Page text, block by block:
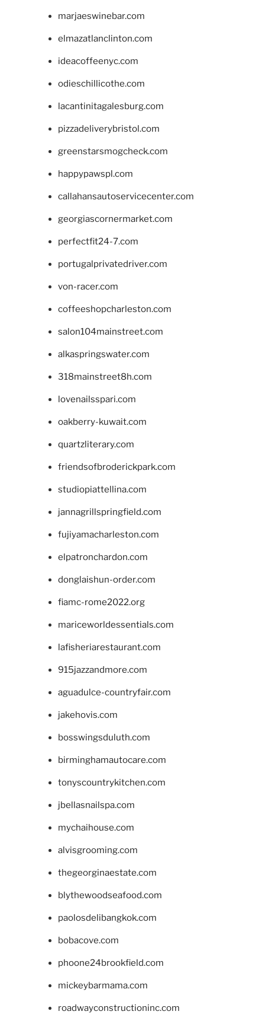
marjaeswinebar.com
elmazatlanclinton.com
ideacoffeenyc.com
odieschillicothe.com
lacantinitagalesburg.com
pizzadeliverybristol.com
greenstarsmogcheck.com
happypawspl.com
callahansautoservicecenter.com
georgiascornermarket.com
perfectfit24-7.com
portugalprivatedriver.com
von-racer.com
coffeeshopcharleston.com
salon104mainstreet.com
alkaspringswater.com
318mainstreet8h.com
lovenailsspari.com
oakberry-kuwait.com
quartzliterary.com
friendsofbroderickpark.com
studiopiattellina.com
jannagrillspringfield.com
fujiyamacharleston.com
elpatronchardon.com
donglaishun-order.com
fiamc-rome2022.org
mariceworldessentials.com
lafisheriarestaurant.com
915jazzandmore.com
aguadulce-countryfair.com
jakehovis.com
bosswingsduluth.com
birminghamautocare.com
tonyscountrykitchen.com
jbellasnailspa.com
mychaihouse.com
alvisgrooming.com
thegeorginaestate.com
blythewoodseafood.com
paolosdelibangkok.com
bobacove.com
phoone24brookfield.com
mickeybarmama.com
roadwayconstructioninc.com